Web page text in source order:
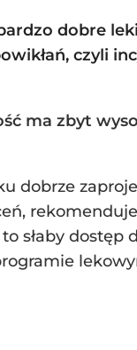
dobre
czyli
ma zbyt
dobrze
słaby dostęp